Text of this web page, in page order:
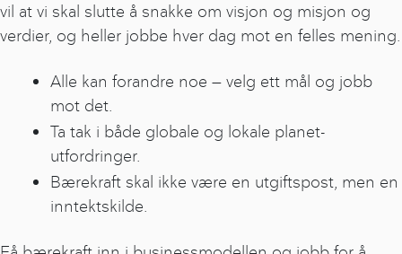
vil at vi skal slutte å snakke om visjon og misjon og
verdier, og heller jobbe hver dag mot en felles mening.
Alle kan forandre noe — velg ett mål og jobb
mot det.
Ta tak i både globale og lokale planet-
utfordringer.
Bærekraft skal ikke være en utgiftspost, men en
inntektskilde.